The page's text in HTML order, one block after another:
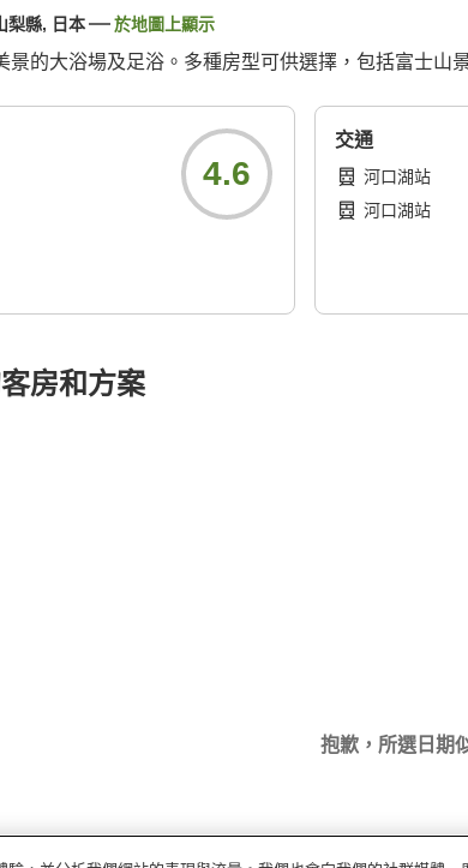
梨縣, 日本 於地圖上顯示
景的大浴場及足浴。多種房型可供選擇，包括富士山
4.6
交通
河口湖站
河口湖站
房和方案
抱歉，所選日期